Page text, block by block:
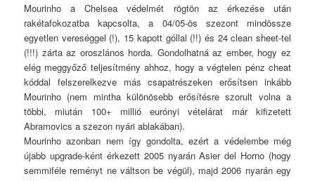
Mourinho a Chelsea védelmét rögtön az érkezése után
rakétafokozatba kapcsolta, a 04/05-ös szezont mindössze
egyetlen vereséggel (!), 15 kapott góllal (!!) és 24 clean sheet-tel
(!!!) zárta az oroszlános horda. Gondolhatná az ember, hogy ez
elég meggyőző teljesítmény ahhoz, hogy a végtelen pénz cheat
kóddal felszerelkezve más csapatrészeken erősítsen inkább
Mourinho (nem mintha különösebb erősítésre szorult volna a
többi, miután 100+ millió eurónyi vételárat már kifizetett
Abramovics a szezon nyári ablakában).
Mourinho azonban nem így gondolta, ezért a védelembe még
újabb upgrade-ként érkezett 2005 nyarán Asier del Horno (hogy
semmiféle reményt ne váltson be végül), majd 2006 nyarán egy